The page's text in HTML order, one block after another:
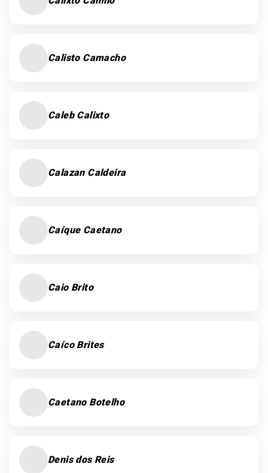
Calisto Camacho
Caleb Calixto
Calazan Caldeira
Caíque Caetano
Caio Brito
Caíco Brites
Caetano Botelho
Denis dos Reis